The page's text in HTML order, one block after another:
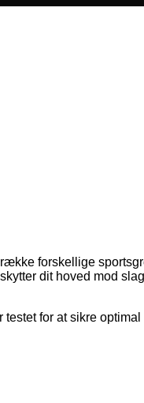
forskellige
dit hoved mod
for at sikre